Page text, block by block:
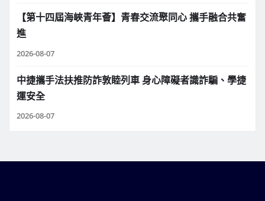
【第十四屆海峽青年薈】青春交流聚同心 攜手融合共奮
進
2026-08-07
中捷攜手法扶推防詐敦睦列車 身心障礙者識詐騙、學捷
運安全
2026-08-07